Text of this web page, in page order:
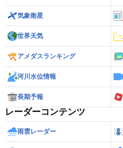
気象衛星
世界天気
アメダスランキング
河川水位情報
長期予報
レーダーコンテンツ
雨雲レーダー